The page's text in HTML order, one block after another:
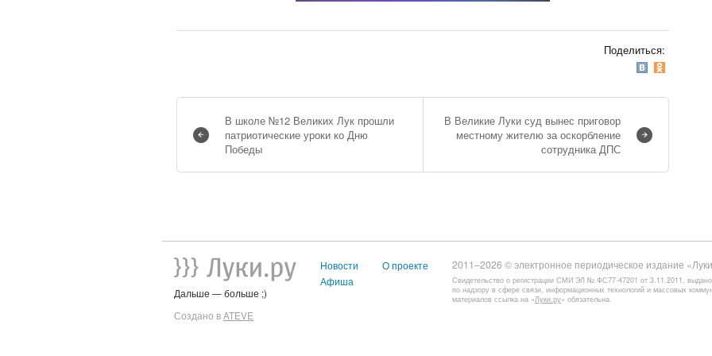
Поделиться:
В школе №12 Великих Лук прошли
патриотические уроки ко Дню
Победы
В Великие Луки суд вынес приговор
местному жителю за оскорбление
сотрудника ДПС
Дальше — больше ;)
Создано вATEVE
Новости
Афиша
О проекте 2011–2026 © электронное периодическое издание
Свидетельство о регистрации СМИ ЭЛ № ФС77-47201 от 3.11.2011,
по надзору в сфере связи, информационных технологий и массовых
материалов ссылка на «Луки.ру» обязательна.